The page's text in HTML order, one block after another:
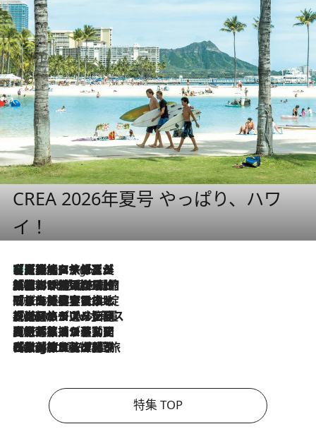
CREA 2026年夏号 やっぱり、ハワ
イ！
6 Hours Ago
【厳選旅コスメ】「多機能アイテムがメイン！」旅好き美容エディターが選んだ夏旅ベストコスメを発表【Mサイズジップ】
2026.8.6
「荷物が増えるほど旅ストレスは増す」美容ジャーナリストがたどり着いた最終結論。“化粧品を劇的に減らす”感動の凝縮美容とは
2026.8.6
「旅先には金髪ウィッグを持参」日本と同じメイクでは損してる!? 美容ジャーナリストが提案する“掟破りの旅美容”とは
2026.8.6
【厳選旅コスメ】「身軽さ＆UV対策重視！」ヘアアーティストshucoが選んだ夏旅ベストコスメを発表【Mサイズジップ】
2026.8.5
【厳選旅コスメ】国内をあちこち移動する河井菜摘が選んだ夏旅ベストコスメ発表！「リラックスアイテムはマスト」【Mサイズジップ】
2026.8.4
【厳選旅コスメ】「紫外線＆乾燥対策しながらメイク感も！」ヘア＆メイクGeorgeが選んだ夏旅ベストコスメを発表！【Mサイズジップ】
特集 TOP